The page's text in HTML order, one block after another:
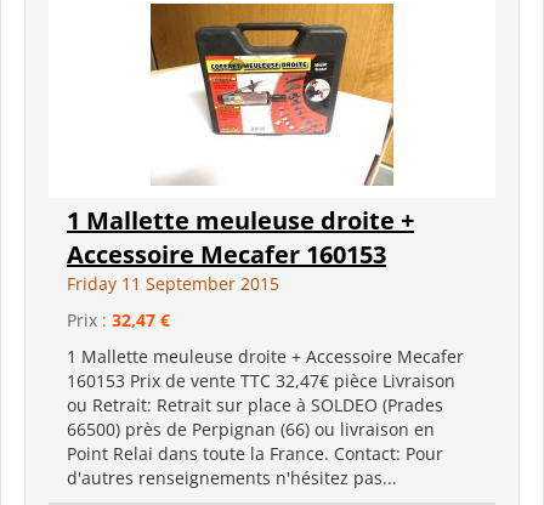
1 Mallette meuleuse droite +
Accessoire Mecafer 160153
Friday 11 September 2015
Prix : 32,47 €
1 Mallette meuleuse droite + Accessoire Mecafer
160153 Prix de vente TTC 32,47€ pièce Livraison
ou Retrait: Retrait sur place à SOLDEO (Prades
66500) près de Perpignan (66) ou livraison en
Point Relai dans toute la France. Contact: Pour
d'autres renseignements n'hésitez pas...